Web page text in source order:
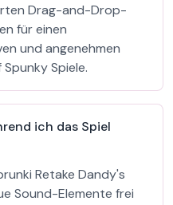
Drag-and-Drop-
für einen
und angenehmen
Spiele.
ich das Spiel
Retake Dandy's
Sound-Elemente frei